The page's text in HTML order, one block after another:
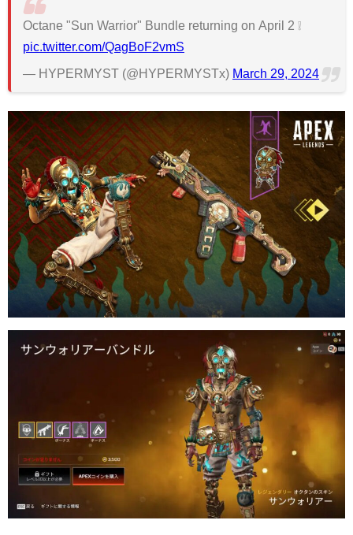
Octane "Sun Warrior" Bundle returning on April 2 ❕
pic.twitter.com/QagBoF2vmS
— HYPERMYST (@HYPERMYSTx) March 29, 2024